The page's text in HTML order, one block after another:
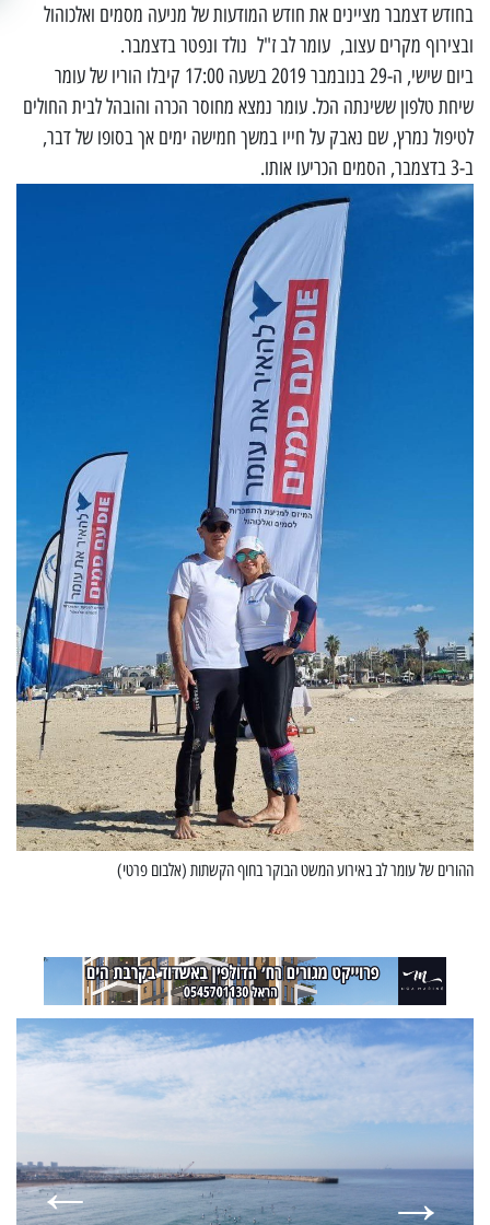
בחודש דצמבר מציינים את חודש המודעות של מניעה מסמים ואלכוהול
ובצירוף מקרים עצוב, עומר לב ז"ל נולד ונפטר בדצמבר.
ביום שישי, ה-29 בנובמבר 2019 בשעה 17:00 קיבלו הוריו של עומר
שיחת טלפון ששינתה הכל. עומר נמצא מחוסר הכרה והובהל לבית החולים
לטיפול נמרץ, שם נאבק על חייו במשך חמישה ימים אך בסופו של דבר,
ב-3 בדצמבר, הסמים הכריעו אותו.
ההורים של עומר לב באירוע המשט הבוקר בחוף הקשתות (אלבום פרטי)